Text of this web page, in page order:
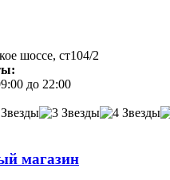
шоссе, ст104/2
до 22:00
магазин